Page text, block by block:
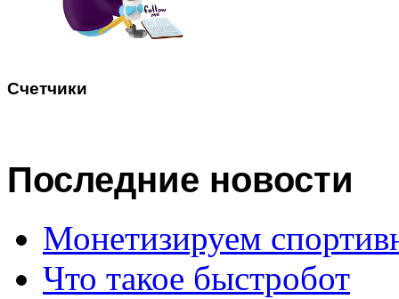
Счетчики
Последние новости
Монетизируем
Что такое быстробот